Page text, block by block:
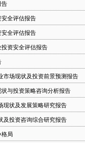
告
全评估报告
全评估报告
资安全评估报告
市场现状及投资前景预测报告
与投资策略咨询分析报告
现状及发展策略研究报告
及投资咨询综合研究报告
局